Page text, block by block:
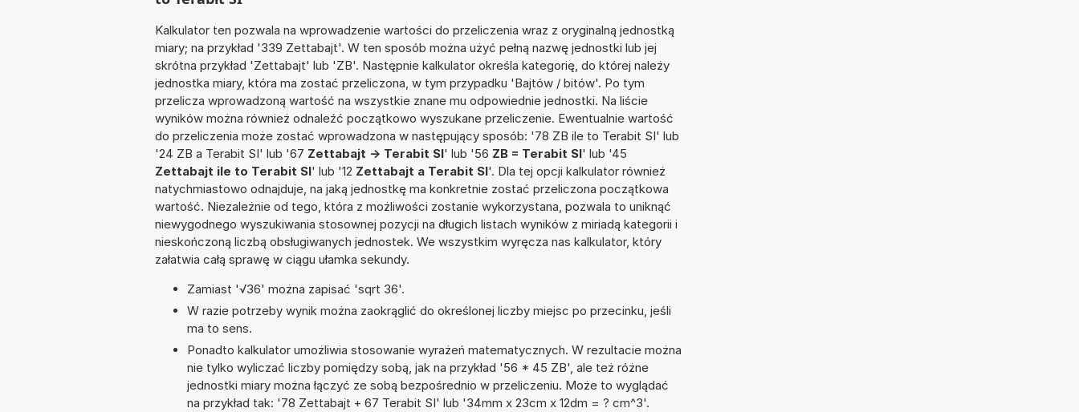
Kalkulator ten pozwala na wprowadzenie wartości do przeliczenia wraz z oryginalną jednostką
miary; na przykład '339 Zettabajt'. W ten sposób można użyć pełną nazwę jednostki lub jej
skrótna przykład 'Zettabajt' lub 'ZB'. Następnie kalkulator określa kategorię, do której należy
jednostka miary, która ma zostać przeliczona, w tym przypadku 'Bajtów / bitów'. Po tym
przelicza wprowadzoną wartość na wszystkie znane mu odpowiednie jednostki. Na liście
wyników można również odnaleźć początkowo wyszukane przeliczenie. Ewentualnie wartość
do przeliczenia może zostać wprowadzona w następujący sposób: '78 ZB ile to Terabit SI' lub
'24 ZB a Terabit SI' lub '67 Zettabajt -> Terabit SI' lub '56 ZB = Terabit SI' lub '45
Zettabajt ile to Terabit SI' lub '12 Zettabajt a Terabit SI'. Dla tej opcji kalkulator również
natychmiastowo odnajduje, na jaką jednostkę ma konkretnie zostać przeliczona początkowa
wartość. Niezależnie od tego, która z możliwości zostanie wykorzystana, pozwala to uniknąć
niewygodnego wyszukiwania stosownej pozycji na długich listach wyników z miriadą kategorii i
nieskończoną liczbą obsługiwanych jednostek. We wszystkim wyręcza nas kalkulator, który
załatwia całą sprawę w ciągu ułamka sekundy.
Zamiast '√36' można zapisać 'sqrt 36'.
W razie potrzeby wynik można zaokrąglić do określonej liczby miejsc po przecinku, jeśli
ma to sens.
Ponadto kalkulator umożliwia stosowanie wyrażeń matematycznych. W rezultacie można
nie tylko wyliczać liczby pomiędzy sobą, jak na przykład '56 * 45 ZB', ale też różne
jednostki miary można łączyć ze sobą bezpośrednio w przeliczeniu. Może to wyglądać
na przykład tak: '78 Zettabajt + 67 Terabit SI' lub '34mm x 23cm x 12dm = ? cm^3'.